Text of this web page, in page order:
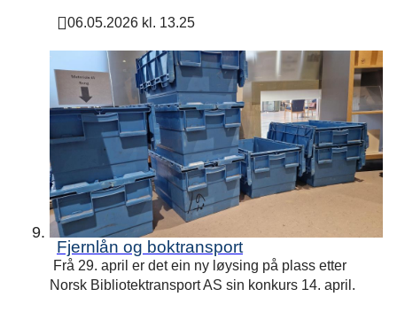
Publisert
06.05.2026 kl. 13.25
Fjernlån og boktransport
Frå 29. april er det ein ny løysing på plass etter
Norsk Bibliotektransport AS sin konkurs 14. april.